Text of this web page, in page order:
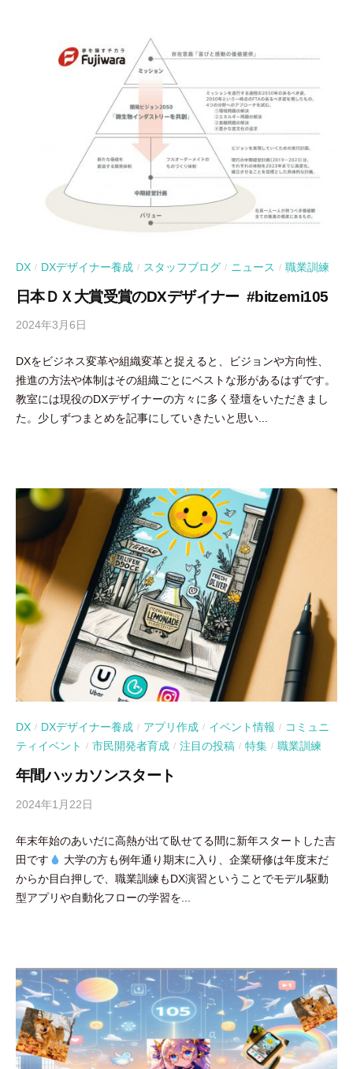
DX / DXデザイナー養成 / スタッフブログ / ニュース / 職業訓練
日本ＤＸ大賞受賞のDXデザイナー #bitzemi105
2024年3月6日
吉
田
豪
DXをビジネス変革や組織変革と捉えると、ビジョンや方向性、
推進の方法や体制はその組織ごとにベストな形があるはずです。
教室には現役のDXデザイナーの方々に多く登壇をいただきまし
た。少しずつまとめを記事にしていきたいと思い...
DX / DXデザイナー養成 / アプリ作成 / イベント情報 / コミュニ
ティイベント
/ 市民開発者育成 / 注目の投稿 / 特集 / 職業訓練
年間ハッカソンスタート
2024年1月22日
吉
田
豪
年末年始のあいだに高熱が出て臥せてる間に新年スタートした吉
田です
大学の方も例年通り期末に入り、企業研修は年度末だ
からか目白押しで、職業訓練もDX演習ということでモデル駆動
型アプリや自動化フローの学習を...